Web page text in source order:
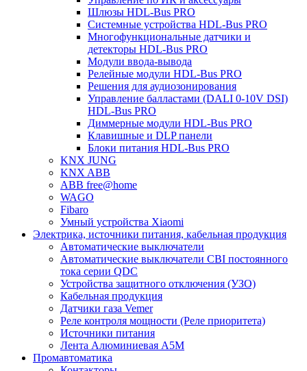
Шлюзы HDL-Bus PRO
Системные устройства HDL-Bus PRO
Многофункциональные датчики и
детекторы HDL-Bus PRO
Модули ввода-вывода
Релейные модули HDL-Bus PRO
Решения для аудиозонирования
Управление балластами (DALI 0-10V DSI)
HDL-Bus PRO
Диммерные модули HDL-Bus PRO
Клавишные и DLP панели
Блоки питания HDL-Bus PRO
KNX JUNG
KNX ABB
ABB free@home
WAGO
Fibaro
Умный устройства Xiaomi
Электрика, источники питания, кабельная продукция
Автоматические выключатели
Автоматические выключатели CBI постоянного
тока серии QDC
Устройства защитного отключения (УЗО)
Кабельная продукция
Датчики газа Vemer
Реле контроля мощности (Реле приоритета)
Источники питания
Лента Алюминиевая А5М
Промавтоматика